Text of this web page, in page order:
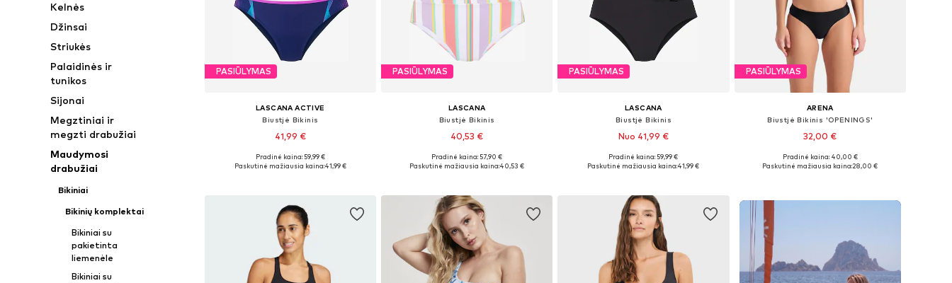
Kelnės
Džinsai
Striukės
Palaidinės ir
tunikos
Sijonai
Megztiniai ir
megzti drabužiai
Maudymosi
drabužiai
Bikiniai
Bikinių komplektai
Bikiniai su
pakietinta
liemenėle
Bikiniai su
PASIŪLYMAS
LASCANA ACTIVE
Biustjė Bikinis
41,99 €
Galimi dydžiai: XS, S, M, L, XL, XXL
Pradinė kaina: 59,99 €
Paskutinė mažiausia kaina:41,99 €
PASIŪLYMAS
LASCANA
Biustjė Bikinis
40,53 €
Galimi dydžiai: XXS-XS, XS, XS-S, S
Pradinė kaina: 57,90 €
Paskutinė mažiausia kaina:40,53 €
PASIŪLYMAS
LASCANA
Biustjė Bikinis
Nuo 41,99 €
Yra daugybė dydžių
Pradinė kaina: 59,99 €
Paskutinė mažiausia kaina:41,99 €
PASIŪLYMAS
ARENA
Biustjė Bikinis 'OPENINGS'
32,00 €
Galimi dydžiai: XS, S, M, L, XL, XXL
Pradinė kaina: 40,00 €
Paskutinė mažiausia kaina:28,00 €